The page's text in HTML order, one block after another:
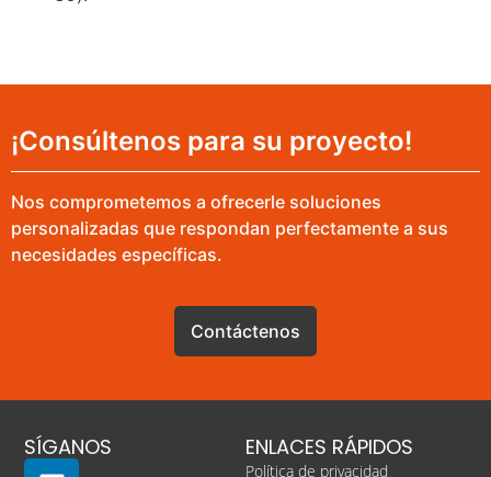
¡Consúltenos para su proyecto!
Nos comprometemos a ofrecerle soluciones
personalizadas que respondan perfectamente a sus
necesidades específicas.
Contáctenos
ENLACES RÁPIDOS
Política de privacidad
SÍGANOS